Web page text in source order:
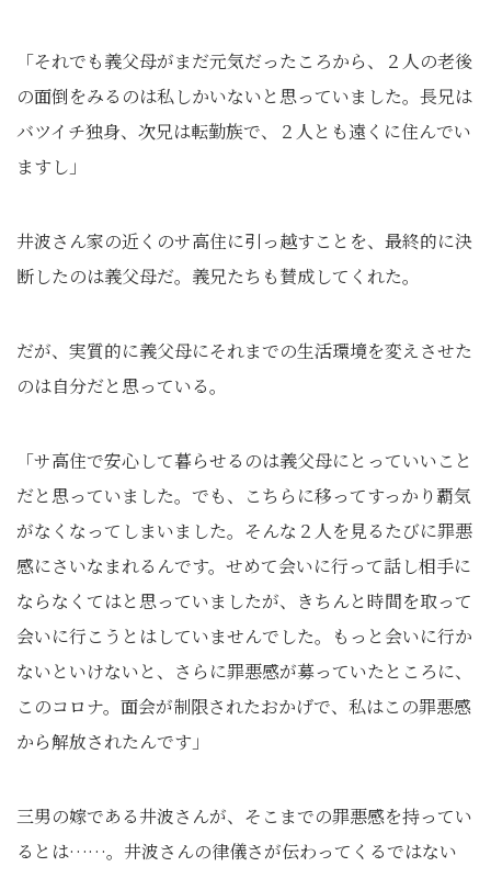
「それでも義父母がまだ元気だったころから、２人の老後
の面倒をみるのは私しかいないと思っていました。長兄は
バツイチ独身、次兄は転勤族で、２人とも遠くに住んでい
ますし」
井波さん家の近くのサ高住に引っ越すことを、最終的に決
断したのは義父母だ。義兄たちも賛成してくれた。
だが、実質的に義父母にそれまでの生活環境を変えさせた
のは自分だと思っている。
「サ高住で安心して暮らせるのは義父母にとっていいこと
だと思っていました。でも、こちらに移ってすっかり覇気
がなくなってしまいました。そんな２人を見るたびに罪悪
感にさいなまれるんです。せめて会いに行って話し相手に
ならなくてはと思っていましたが、きちんと時間を取って
会いに行こうとはしていませんでした。もっと会いに行か
ないといけないと、さらに罪悪感が募っていたところに、
このコロナ。面会が制限されたおかげで、私はこの罪悪感
から解放されたんです」
三男の嫁である井波さんが、そこまでの罪悪感を持ってい
るとは……。井波さんの律儀さが伝わってくるではない